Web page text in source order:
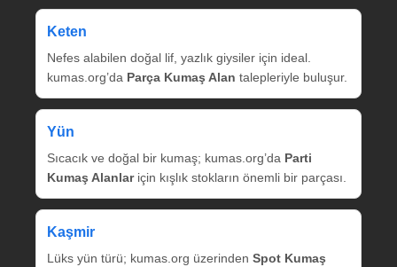
Keten
Nefes alabilen doğal lif, yazlık giysiler için ideal.
kumas.org’da Parça Kumaş Alan talepleriyle buluşur.
Yün
Sıcacık ve doğal bir kumaş; kumas.org’da Parti
Kumaş Alanlariçin kışlık stokların önemli bir parçası.
Kaşmir
Lüks yün türü; kumas.org üzerinden Spot Kumaş